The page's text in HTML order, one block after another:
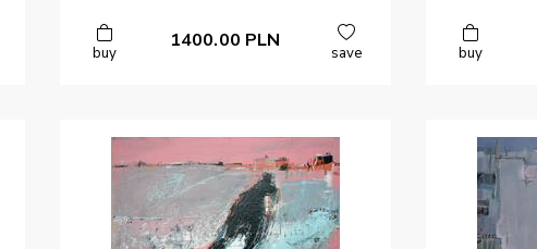
buy
1400.00 PLN
save buy